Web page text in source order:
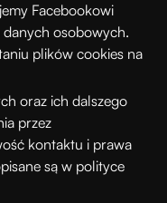
Facebookowi
osobowych.
plików cookies na
oraz ich dalszego
przez
kontaktu i prawa
są w polityce